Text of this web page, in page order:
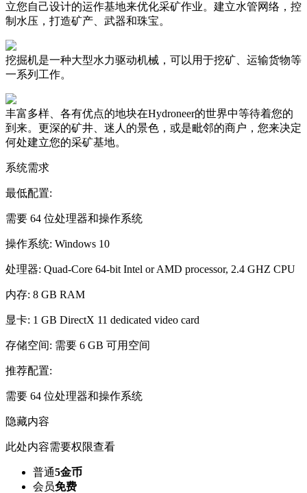
立您自己设计的运作基地来优化采矿作业。建立水管网络，控
制水压，打造矿产、武器和珠宝。
挖掘机是一种大型水力驱动机械，可以用于挖矿、运输货物等
一系列工作。
丰富多样、各有优点的地块在Hydroneer的世界中等待着您的
到来。更深的矿井、迷人的景色，或是毗邻的商户，您来决定
何处建立您的采矿基地。
系统需求
最低配置:
需要 64 位处理器和操作系统
操作系统: Windows 10
处理器: Quad-Core 64-bit Intel or AMD processor, 2.4 GHZ CPU
内存: 8 GB RAM
显卡: 1 GB DirectX 11 dedicated video card
存储空间: 需要 6 GB 可用空间
推荐配置:
需要 64 位处理器和操作系统
隐藏内容
此处内容需要权限查看
普通5金币
会员免费